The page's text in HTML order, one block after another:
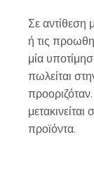
Σε αντίθεση
ή τις
μία
πωλείται
προϊόντα.